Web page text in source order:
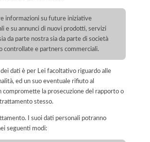
informazioni su future iniziative
e su annunci di nuovi prodotti, servizi
da parte nostra sia da parte di società
controllate e partners commerciali.
dati è per Lei facoltativo riguardo alle
ed un suo eventuale rifiuto al
compromette la prosecuzione del rapporto o
stesso.
I suoi dati personali potranno
seguenti modi: